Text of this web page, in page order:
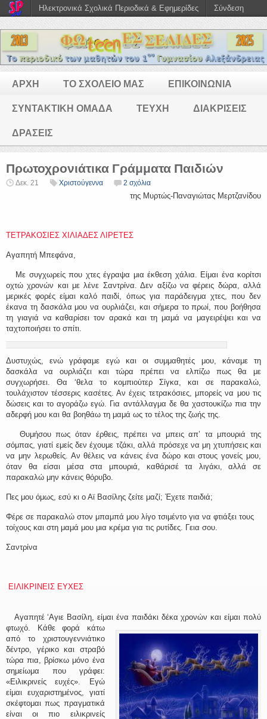
ΑΡΧΗ ΤΟ ΣΧΟΛΕΙΟ ΜΑΣ ΕΠΙΚΟΙΝΩΝΙΑ
ΣΥΝΤΑΚΤΙΚΗ ΟΜΑΔΑ ΤΕΥΧΗ ΔΙΑΚΡΙΣΕΙΣ
ΔΡΑΣΕΙΣ
Πρωτοχρονιάτικα Γράμματα Παιδιών
Δεκ. 21 Χριστούγεννα 2 σχόλια
της Μυρτώς-Παναγιώτας Μερτζανίδου
ΤΕΤΡΑΚΟΣΙΕΣ ΧΙΛΙΑΔΕΣ ΛΙΡΕΤΕΣ
Αγαπητή Μπεφάνα,
Με συγχωρείς που χτες έγραψα μια έκθεση χάλια. Είμαι ένα κορίτσι
οχτώ χρονών και με λένε Σαντρίνα. Δεν αξίζω να φέρεις δώρα, αλλά
μερικές φορές είμαι καλό παιδί, όπως για παράδειγμα χτες, που δεν
έκανα τη δασκάλα μου να ουρλιάζει, και σήμερα το πρωί, που βοήθησα
τη γιαγιά να καθαρίσει τον αρακά και τη μαμά να μαγειρέψει και να
ταχτοποιήσει το σπίτι.
Δυστυχώς, ενώ γράφαμε εγώ και οι συμμαθητές μου, κάναμε τη
δασκάλα να ουρλιάζει και τώρα πρέπει να ελπίζω πως θα με
συγχωρήσει. Θα ‘θελα το κομπιούτερ Σίγκα, και σε παρακαλώ,
τουλάχιστον τέσσερις κασέτες. Αν έχεις τετρακόσιες, μπορείς να μου τις
δώσεις και το αγοράζω εγώ. Για αντάλλαγμα δε θα χαστουκίζω πια την
αδερφή μου και θα βοηθάω τη μαμά ως το τέλος της ζωής της.
Θυμήσου πως όταν έρθεις, πρέπει να μπεις απ’ τα μπουριά της
σόμπας, γιατί εμείς δεν έχουμε τζάκι, αλλά πρόσεχε να μη χτυπήσεις και
να μην λερωθείς. Αν θέλεις να κάνεις ένα δώρο και στους γονείς μου,
όταν θα είσαι μέσα στα μπουριά, καθάρισέ τα λιγάκι, αλλά σε
παρακαλώ μην κάνεις θόρυβο.
Πες μου όμως, εσύ κι ο Αϊ Βασίλης ζείτε μαζί; Έχετε παιδιά;
Φέρε σε παρακαλώ στον μπαμπά μου λίγο τσιμέντο για να φτιάξει τους
τοίχους και στη μαμά μου μια κρέμα για τις ρυτίδες. Γεια σου.
Σαντρίνα
ΕΙΛΙΚΡΙΝΕΙΣ ΕΥΧΕΣ
Αγαπητέ ‘Αγιε Βασίλη, είμαι ένα παιδάκι δέκα χρονών και είμαι πολύ
φτωχό. Κάθε φορά κάτω
από το χριστουγεννιάτικο
δέντρο, γέρικο και στραβό
τώρα πια, βρίσκω μόνο ένα
σημείωμα που γράφει:
«Ειλικρινείς ευχές». Εγώ
είμαι ευχαριστημένος, γιατί
σκέφτομαι πως πραγματικά
είναι οι πιο ειλικρινείς
Ηλεκτρονικά Σχολικά Περιοδικά & Εφημερίδες Σύνδεση